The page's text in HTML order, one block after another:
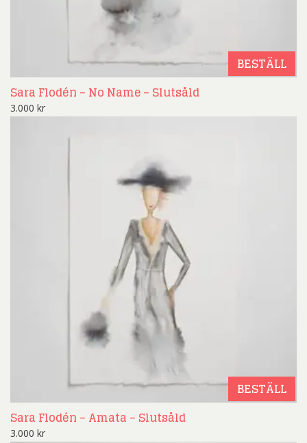
BESTÄLL
Sara Flodén – No Name – Slutsåld
3.000 kr
BESTÄLL
Sara Flodén – Amata – Slutsåld
3.000 kr